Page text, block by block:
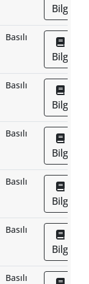
Bilgi
Basılı
Bilgi
Basılı
Bilgi
Basılı
Bilgi
Basılı
Bilgi
Basılı
Bilgi
Basılı